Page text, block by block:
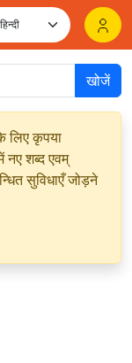
खोजें
लिए कृपया
शब्द एवम्
सुविधाएँ जोड़ने